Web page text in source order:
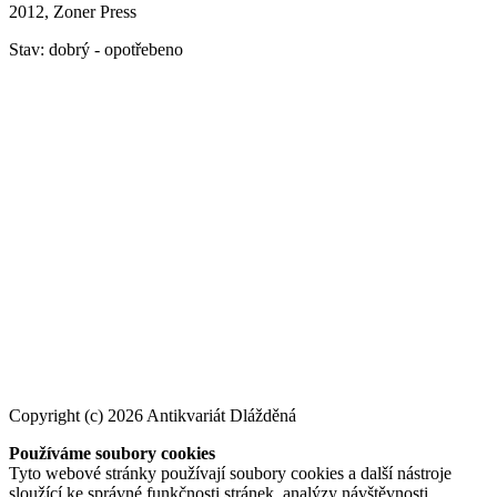
2012, Zoner Press
Stav: dobrý - opotřebeno
Copyright (c) 2026 Antikvariát Dlážděná
Používáme soubory cookies
Tyto webové stránky používají soubory cookies a další nástroje
sloužící ke správné funkčnosti stránek, analýzy návštěvnosti